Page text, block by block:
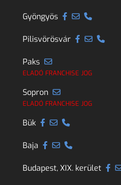
Gyöngyös
Pilisvörösvár
Paks
ELADÓ FRANCHISE JOG
Sopron
ELADÓ FRANCHISE JOG
Bük
Baja
Budapest, XIX. kerület